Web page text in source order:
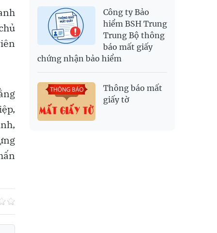
Công ty Bảo
hiểm BSH Trung
Trung Bộ thông
báo mất giấy
chứng nhận bảo hiểm
Thông báo mất
giấy tờ